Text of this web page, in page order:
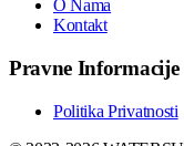
O Nama
Kontakt
Pravne Informacije
Politika Privatnosti